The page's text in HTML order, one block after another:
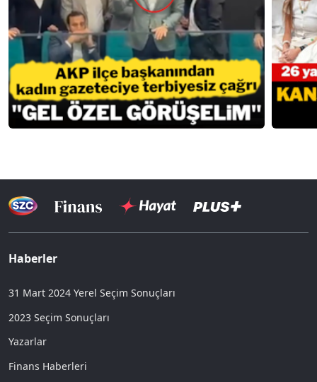
Haberler
31 Mart 2024 Yerel Seçim Sonuçları
2023 Seçim Sonuçları
Yazarlar
Finans Haberleri